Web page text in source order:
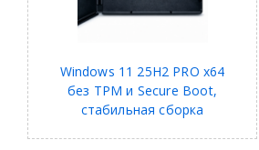
Windows 11 25H2 PRO x64
без TPM и Secure Boot,
стабильная сборка